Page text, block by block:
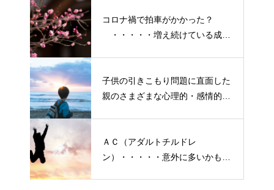
コロナ禍で拍車がかかった？
・・・・・増え続けている成人
子供の引きこもり問題に直面した
親のさまざまな心理的・感情的な
ＡＣ（アダルトチルドレ
ン）・・・・・意外に多いかも？